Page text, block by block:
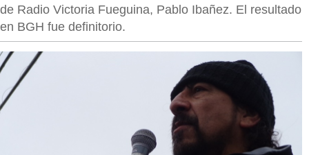
de Radio Victoria Fueguina, Pablo Ibañez. El resultado
en BGH fue definitorio.